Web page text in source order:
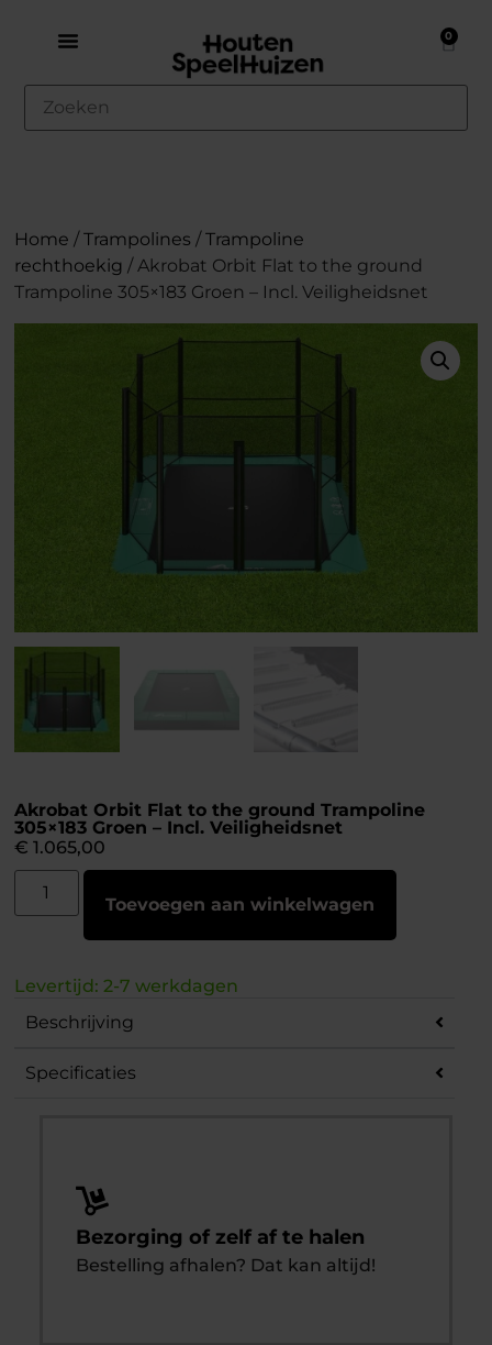
0
Akrobat Orbit Flat to the ground Trampoline
305×183 Groen – Incl. Veiligheidsnet
€ 1.065,00
Toevoegen aan winkelwagen
Levertijd: 2-7 werkdagen
Beschrijving
Specificaties
Home /Trampolines /Trampoline
rechthoekig / Akrobat Orbit Flat to the ground
Trampoline 305×183 Groen – Incl. Veiligheidsnet
Bezorging of zelf af te halen
Bestelling afhalen? Dat kan altijd!